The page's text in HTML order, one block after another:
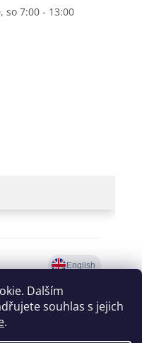
Dalším
souhlas s jejich
.
so 7:00 - 13:00